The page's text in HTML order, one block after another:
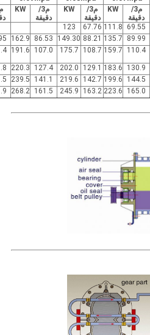
م3/
دقيقة
KW
م3/
دقيقة
KW
م3/
دقيقة
KW
69.55
111.8
67.76
123
89.99
135.7
88.21
149.30
86.53
162.9
110.4
159.7
108.7
175.7
107.0
191.6
130.9
183.6
129.1
202.0
127.4
220.3
144.5
199.6
142.7
219.6
141.1
239.5
165.0
223.6
163.2
245.9
161.5
268.2